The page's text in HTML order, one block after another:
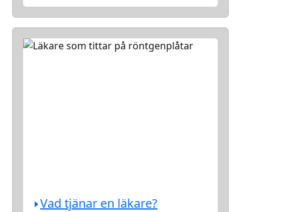
Vad tjänar en läkare?